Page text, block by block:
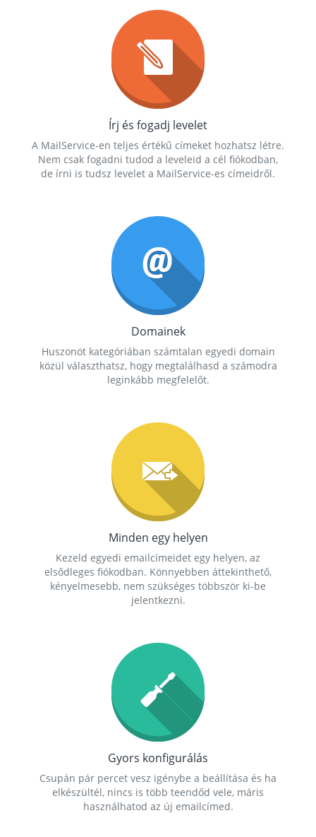
Írj és fogadj levelet
A MailService-en teljes értékű címeket hozhatsz létre.
Nem csak fogadni tudod a leveleid a cél fiókodban,
de írni is tudsz levelet a MailService-es címeidről.
Domainek
Huszonöt kategóriában számtalan egyedi domain
közül választhatsz, hogy megtalálhasd a számodra
leginkább megfelelőt.
Minden egy helyen
Kezeld egyedi emailcímeidet egy helyen, az
elsődleges fiókodban. Könnyebben áttekinthető,
kényelmesebb, nem szükséges többször ki-be
jelentkezni.
Gyors konfigurálás
Csupán pár percet vesz igénybe a beállítása és ha
elkészültél, nincs is több teendőd vele, máris
használhatod az új emailcímed.